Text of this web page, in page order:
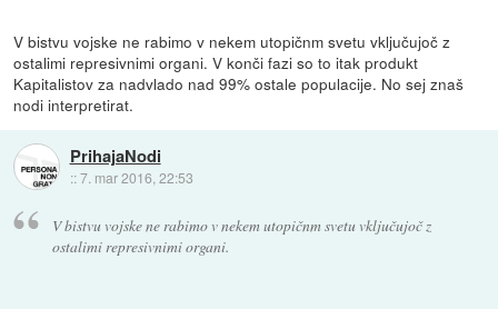
V bistvu vojske ne rabimo v nekem utopičnm svetu vključujoč z
ostalimi represivnimi organi. V konči fazi so to itak produkt
Kapitalistov za nadvlado nad 99% ostale populacije. No sej znaš
nodi interpretirat.
PrihajaNodi
::7. mar 2016, 22:53
V bistvu vojske ne rabimo v nekem utopičnm svetu vključujoč z
ostalimi represivnimi organi.